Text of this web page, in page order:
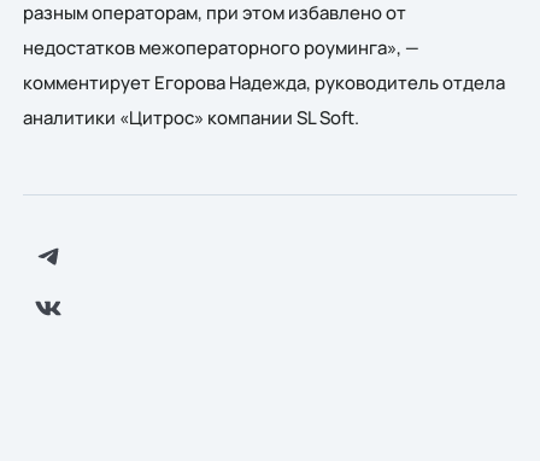
разным операторам, при этом избавлено от
недостатков межоператорного роуминга», —
комментирует Егорова Надежда, руководитель отдела
аналитики «Цитрос» компании SL Soft.